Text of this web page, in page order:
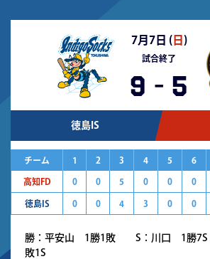
7月7日 (日 )
試合終了
9 - 5
徳島IS
チーム 1 2 3 4 5 6
高知FD 0 0 5 0 0 0
徳島IS 0 0 4 3 0 0
勝：平安山 1勝1敗 S：川口 1勝
敗1S